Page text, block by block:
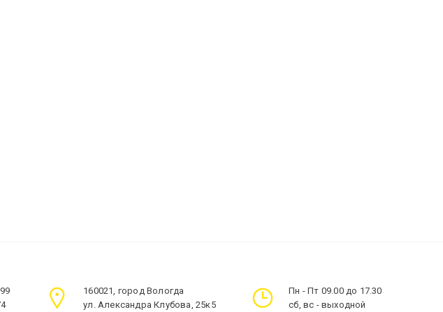
160021, город Вологда
ул. Александра Клубова, 25к5
Пн - Пт 09.00 до 17.30
сб, вс - выходной